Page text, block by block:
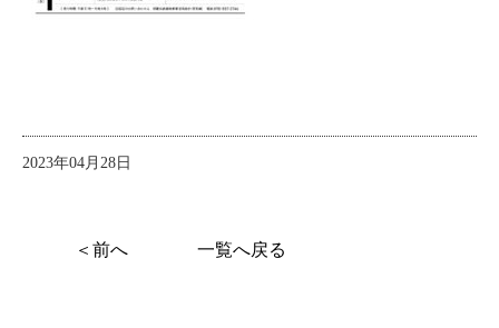
2023年04月28日
＜前へ 一覧へ戻る